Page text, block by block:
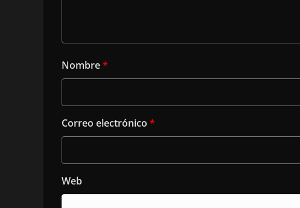
Nombre*
Correo electrónico *
Web